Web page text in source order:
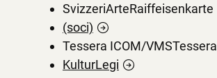
SvizzeriArteRaiffeisenkarte
(soci)
Tessera ICOM/VMSTessera
KulturLegi